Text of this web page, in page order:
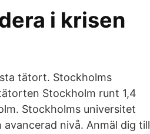
i krisen
tätort. Stockholms
Stockholm runt 1,4
Stockholms universitet
nivå. Anmäl dig till